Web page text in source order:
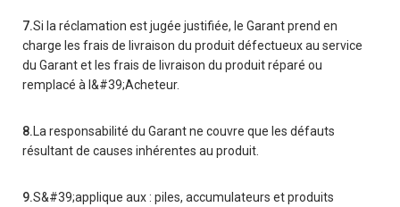
7.Si la réclamation est jugée justifiée, le Garant prend en
charge les frais de livraison du produit défectueux au service
du Garant et les frais de livraison du produit réparé ou
remplacé à l&#39;Acheteur.
8. La responsabilité du Garant ne couvre que les défauts
résultant de causes inhérentes au produit.
9.S&#39;applique aux : piles, accumulateurs et produits